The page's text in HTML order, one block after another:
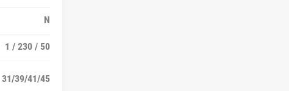
N
1 / 230 / 50
31/39/41/45